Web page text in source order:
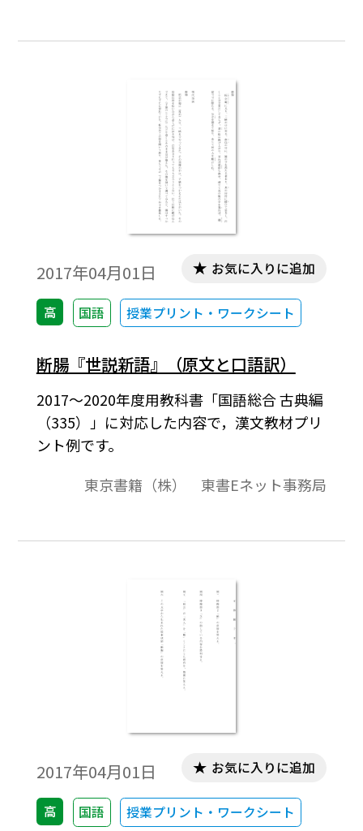
2017年04月01日
高 国語 授業プリント・ワークシート
お気に入りに追加
断腸『世説新語』（原文と口語訳）
2017～2020年度用教科書「国語総合 古典編
（335）」に対応した内容で，漢文教材プリ
ント例です。
東京書籍（株） 東書Eネット事務局
2017年04月01日
高 国語 授業プリント・ワークシート
お気に入りに追加